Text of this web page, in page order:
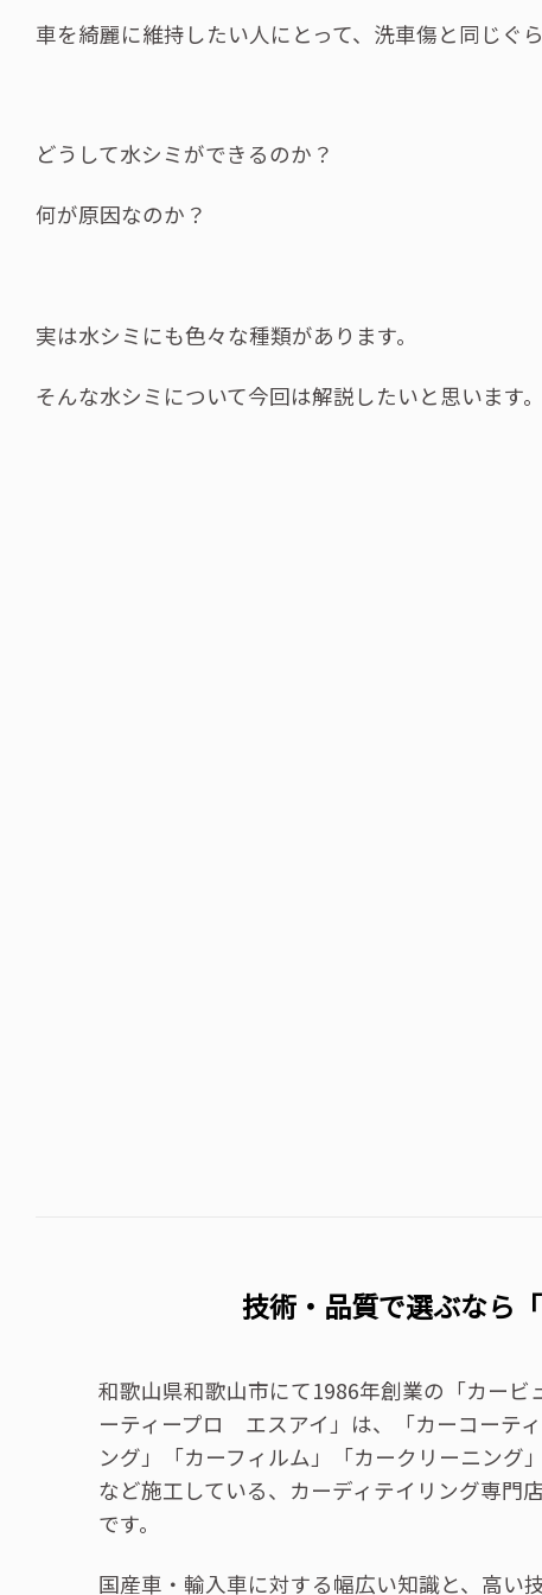
車を綺麗に維持したい人にとって、洗車傷と同じぐ
どうして水シミができるのか？
何が原因なのか？
実は水シミにも色々な種類があります。
そんな水シミについて今回は解説したいと思います。
技術・品質で選ぶなら
和歌山県和歌山市にて1986年創業の「カービ
ーティープロ エスアイ」は、「カーコーティ
ング」「カーフィルム」「カークリーニング」
など施工している、カーディテイリング専門店
です。
国産車・輸入車に対する幅広い知識と、高い